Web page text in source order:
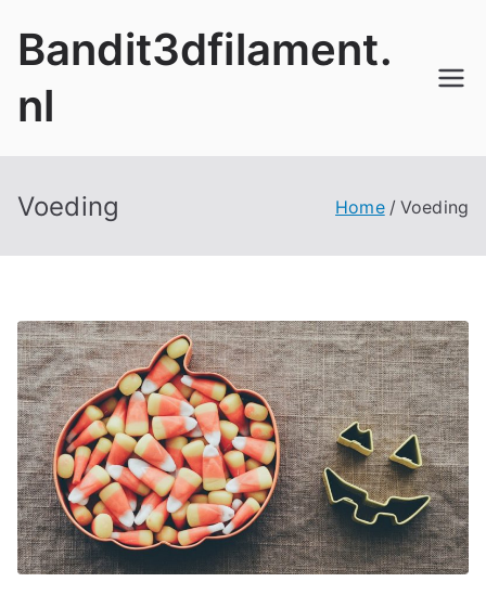
naar
inhoud
Bandit3dfilament.
nl
Voeding Home Voeding